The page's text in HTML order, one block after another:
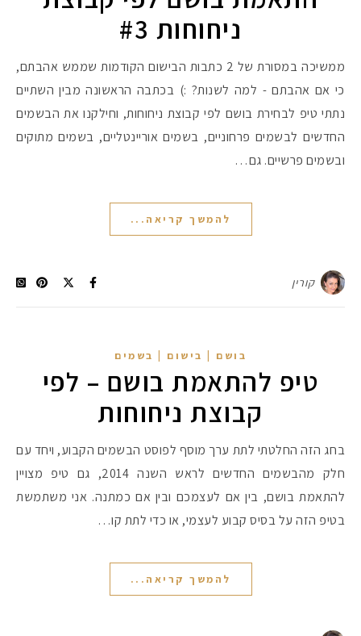
ניחוחות #3
ממשיכה במסורת של 2 כתבות הבישום הקודמות שממש אהבתם,
כי אם אהבתם - למה לשנות? :) בכתבה הראשונה מבין השתיים
נתתי טיפ לבחירת בושם לפי קבוצת ניחוחות, וחילקנו את הבשמים
החדשים לבשמים פרחוניים, בשמים אוריינטליים, בשמים מתוקים
ובשמים פרשיים. גם…
להמשך קריאה...
קורין
בושם | בישום | בשמים
טיפ להתאמת בושם – לפי
קבוצת ניחוחות
בחג הזה החלטתי לתת ערך מוסף לפוסט הבשמים הקבוע, ויחד עם
חלק מהבשמים החדשים לראש השנה 2014, גם טיפ מצויין
להתאמת בושם, בין אם לעצמכם ובין אם כמתנה. אני משתמשת
בטיפ הזה על בסיס קבוע לעצמי, או כדי לתת קו…
להמשך קריאה...